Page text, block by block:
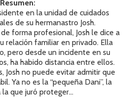
Resumen:
en la unidad de cuidados
de su hermanastro Josh.
de forma profesional, Josh le dice a
relación familiar en privado. Ella
pero desde un incidente en su
ha habido distancia entre ellos.
Josh no puede evitar admitir que
Ya no es la “pequeña Dani”, la
la que juró proteger…